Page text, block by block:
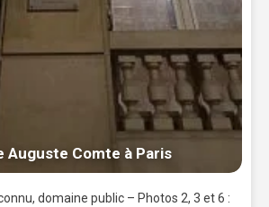
Auguste Comte à Paris
domaine public – Photos 2, 3 et 6 :